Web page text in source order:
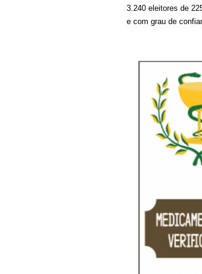
3.240 eleitores de
e com grau de